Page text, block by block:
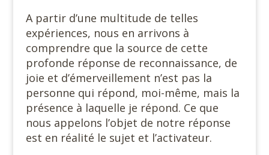
A partir d’une multitude de telles
expériences, nous en arrivons à
comprendre que la source de cette
profonde réponse de reconnaissance, de
joie et d’émerveillement n’est pas la
personne qui répond, moi-même, mais la
présence à laquelle je répond. Ce que
nous appelons l’objet de notre réponse
est en réalité le sujet et l’activateur.